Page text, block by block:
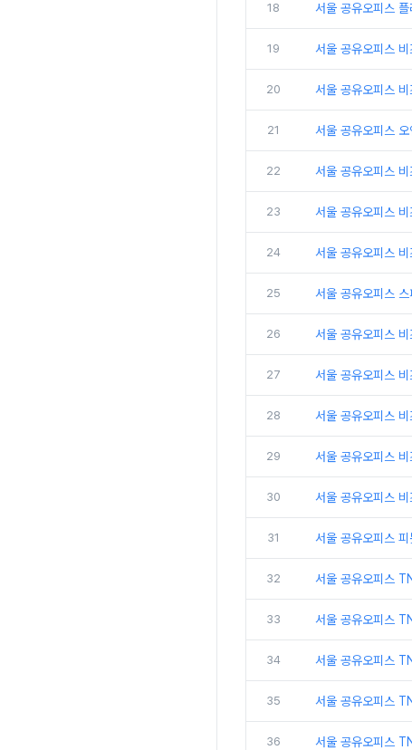
18 서울 공유오피스
19 서울 공유오피스
20 서울 공유오피스
21 서울 공유오피스
22 서울 공유오피스
23 서울 공유오피스
24 서울 공유오피스
25 서울 공유오피스
26 서울 공유오피스
27 서울 공유오피스
28 서울 공유오피스
29 서울 공유오피스
30 서울 공유오피스
31 서울 공유오피스
32 서울 공유오피스
33 서울 공유오피스
34 서울 공유오피스
35 서울 공유오피스
36 서울 공유오피스